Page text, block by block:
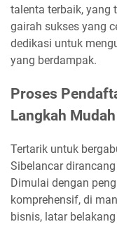
talenta terbaik, yang
gairah sukses yang
dedikasi untuk
yang berdampak.
Proses
Langkah
Tertarik untuk
Sibelancar
Dimulai dengan
komprehensif, di
bisnis, latar